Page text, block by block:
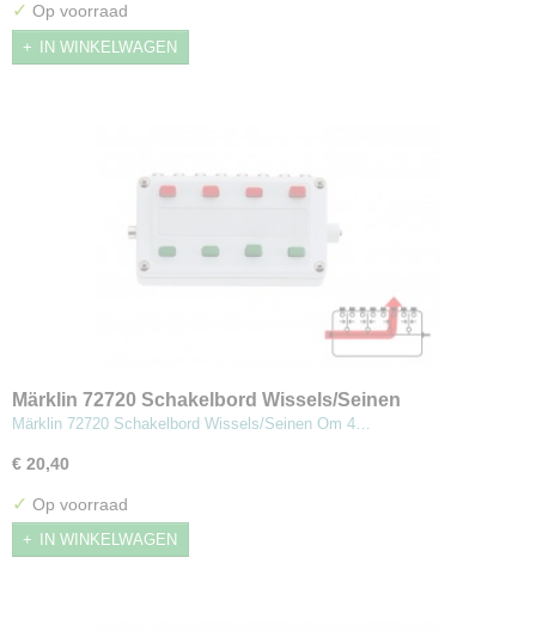
✓ Op voorraad
IN WINKELWAGEN
Märklin 72720 Schakelbord Wissels/Seinen
Märklin 72720 Schakelbord Wissels/Seinen Om 4…
€ 20,40
✓ Op voorraad
IN WINKELWAGEN